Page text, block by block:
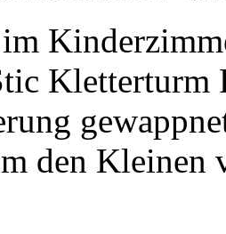
Kletterturm
den Kleinen